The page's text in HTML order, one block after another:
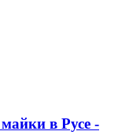
в Русе -